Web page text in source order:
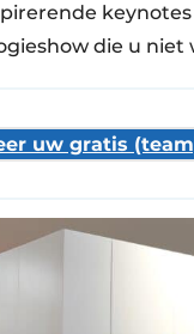
die u niet
uw gratis